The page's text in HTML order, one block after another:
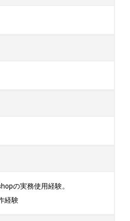
の実務使用経験。
経験